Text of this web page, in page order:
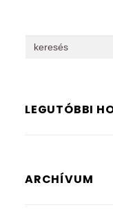
for:
LEGUTÓBBI
ARCHÍVUM